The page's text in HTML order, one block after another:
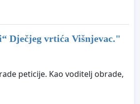
Dječjeg vrtića Višnjevac."
peticije. Kao voditelj obrade,